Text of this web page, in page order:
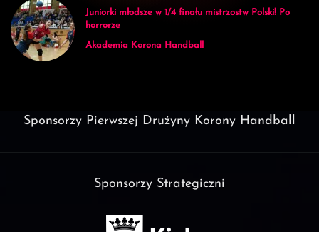
Juniorki młodsze w 1/4 finału mistrzostw Polski! Po
horrorze
Akademia Korona Handball
Sponsorzy Pierwszej Drużyny Korony Handball
Sponsorzy Strategiczni